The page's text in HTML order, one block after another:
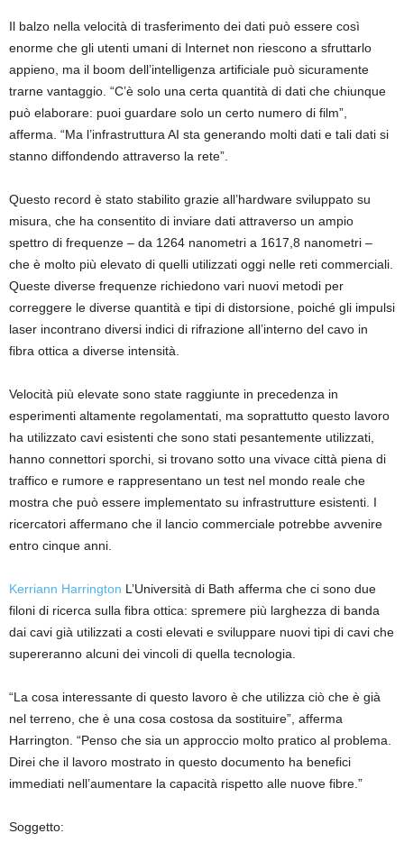
Il balzo nella velocità di trasferimento dei dati può essere così
enorme che gli utenti umani di Internet non riescono a sfruttarlo
appieno, ma il boom dell’intelligenza artificiale può sicuramente
trarne vantaggio. “C’è solo una certa quantità di dati che chiunque
può elaborare: puoi guardare solo un certo numero di film”,
afferma. “Ma l’infrastruttura AI sta generando molti dati e tali dati si
stanno diffondendo attraverso la rete”.
Questo record è stato stabilito grazie all’hardware sviluppato su
misura, che ha consentito di inviare dati attraverso un ampio
spettro di frequenze – da 1264 nanometri a 1617,8 nanometri –
che è molto più elevato di quelli utilizzati oggi nelle reti commerciali.
Queste diverse frequenze richiedono vari nuovi metodi per
correggere le diverse quantità e tipi di distorsione, poiché gli impulsi
laser incontrano diversi indici di rifrazione all’interno del cavo in
fibra ottica a diverse intensità.
Velocità più elevate sono state raggiunte in precedenza in
esperimenti altamente regolamentati, ma soprattutto questo lavoro
ha utilizzato cavi esistenti che sono stati pesantemente utilizzati,
hanno connettori sporchi, si trovano sotto una vivace città piena di
traffico e rumore e rappresentano un test nel mondo reale che
mostra che può essere implementato su infrastrutture esistenti. I
ricercatori affermano che il lancio commerciale potrebbe avvenire
entro cinque anni.
Kerriann Harrington L’Università di Bath afferma che ci sono due
filoni di ricerca sulla fibra ottica: spremere più larghezza di banda
dai cavi già utilizzati a costi elevati e sviluppare nuovi tipi di cavi che
supereranno alcuni dei vincoli di quella tecnologia.
“La cosa interessante di questo lavoro è che utilizza ciò che è già
nel terreno, che è una cosa costosa da sostituire”, afferma
Harrington. “Penso che sia un approccio molto pratico al problema.
Direi che il lavoro mostrato in questo documento ha benefici
immediati nell’aumentare la capacità rispetto alle nuove fibre.”
Soggetto: